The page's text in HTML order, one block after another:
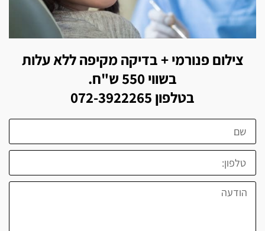
צילום פנורמי + בדיקה מקיפה ללא עלות
בשווי 550 ש"ח.
בטלפון 072-3922265